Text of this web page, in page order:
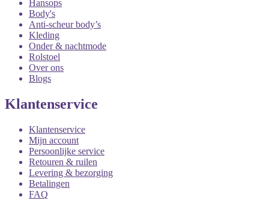
Hansops
Body's
Anti-scheur body’s
Kleding
Onder & nachtmode
Rolstoel
Over ons
Blogs
Klantenservice
Klantenservice
Mijn account
Persoonlijke service
Retouren & ruilen
Levering & bezorging
Betalingen
FAQ